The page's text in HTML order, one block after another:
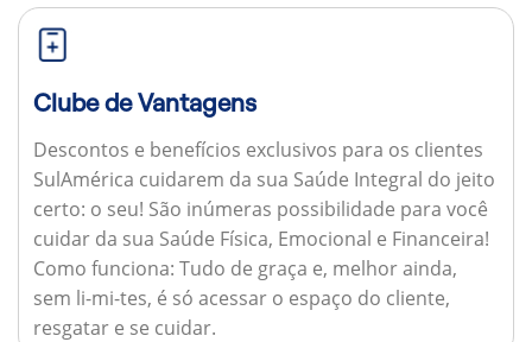
Clube de Vantagens
Descontos e benefícios exclusivos para os clientes
SulAmérica cuidarem da sua Saúde Integral do jeito
certo: o seu! São inúmeras possibilidade para você
cuidar da sua Saúde Física, Emocional e Financeira!
Como funciona: Tudo de graça e, melhor ainda,
sem li-mi-tes, é só acessar o espaço do cliente,
resgatar e se cuidar.